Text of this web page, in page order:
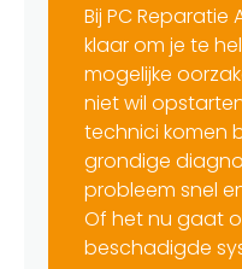
Bij PC
klaar om je te
mogelijke
niet wil
technici komen
grondige
probleem snel
Of het nu gaat
beschadigde